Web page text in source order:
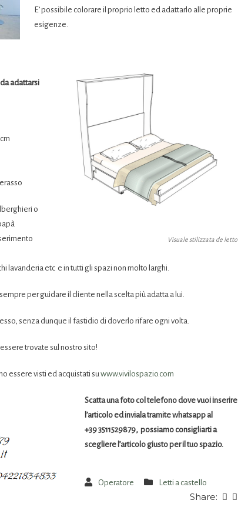
E’ possibile colorare il proprio letto ed adattarlo alle proprie
esigenze.
Visuale stilizzata de letto
adattarsi
o
lavanderia etc e in tutti gli spazi non molto larghi.
per guidare il cliente nella scelta più adatta a lui.
senza dunque il fastidio di doverlo rifare ogni volta.
trovate sul nostro sito!
essere visti ed acquistati suwww.vivilospazio.com
Scatta una foto col telefono dove vuoi inserire
l’articolo ed inviala tramite whatsapp al
+39 3511529879, possiamo consigliarti a
scegliere l’articolo giusto per il tuo spazio.
Operatore Letti a castello
Share: